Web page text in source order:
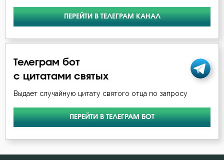
Молитва
Монах
Надежда
Нерадение
Серафим Саровский
Симеон Новый Богослов
Феодор Эдесский
ПЕРЕЙТИ В ТЕЛЕГРАМ КАНАЛ
Телеграм бот
с цитатами святых
Выдает случайную цитату святого отца по запросу
ПЕРЕЙТИ В ТЕЛЕГРАМ БОТ